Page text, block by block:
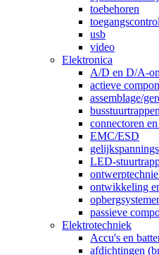
toebehoren
usb
video
Elektronica
A/D en D/A-
actieve
assemblage/
busstuurtrappen
connectoren
EMC/ESD
LED-
ontwikkeling
passieve
Elektrotechniek
Accu's en
afdichtingen